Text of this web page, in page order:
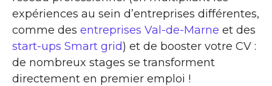
expériences au sein d’entreprises différentes,
comme des entreprises Val-de-Marne et des
start-ups Smart grid) et de booster votre CV :
de nombreux stages se transforment
directement en premier emploi !